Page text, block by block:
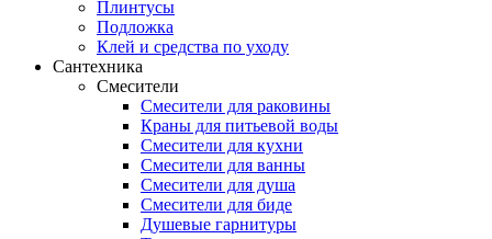
Плинтусы
Подложка
Клей и средства по уходу
Сантехника
Смесители
Смесители для раковины
Краны для питьевой воды
Смесители для кухни
Смесители для ванны
Смесители для душа
Смесители для биде
Душевые гарнитуры